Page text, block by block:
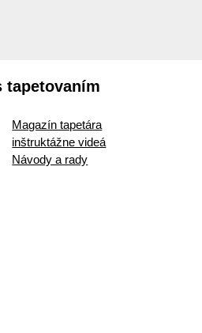
tapetovaním
Magazín tapetára
inštruktážne videá
Návody a rady